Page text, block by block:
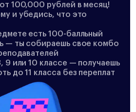
100,000 рублей в месяц!
и убедись, что это
есть 100-балльный
— ты собираешь свое комбо
9 или 10 классе — получаешь
до 11 класса без переплат